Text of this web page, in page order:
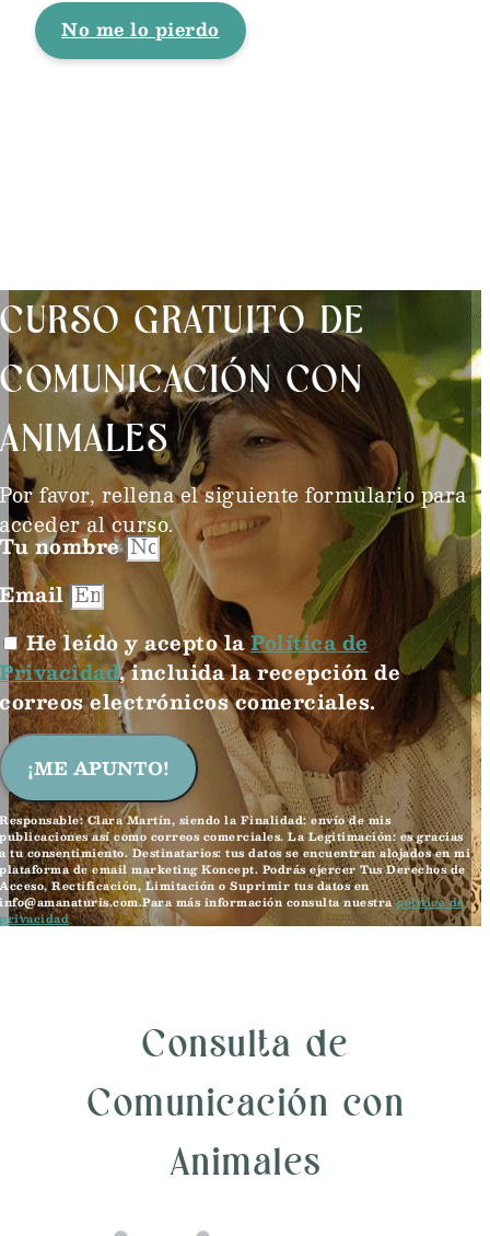
No me lo pierdo
CURSO GRATUITO DE
COMUNICACIÓN CON
ANIMALES
Por favor, rellena el siguiente formulario para
acceder al curso.
Tu nombre
Email
He leído y acepto laPolítica de
Privacidad, incluida la recepción de
correos electrónicos comerciales.
¡ME APUNTO!
Responsable: Clara Martín, siendo la Finalidad: envío de mis
publicaciones así como correos comerciales. La Legitimación: es gracias
a tu consentimiento. Destinatarios: tus datos se encuentran alojados en mi
plataforma de email marketing Koncept. Podrás ejercer Tus Derechos de
Acceso, Rectificación, Limitación o Suprimir tus datos en
info@amanaturis.com.Para más información consulta nuestrapolítica de
privacidad
Consulta de
Comunicación con
Animales